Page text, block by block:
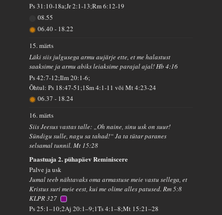
Ps 31:10-18a;Jr 2:1-13;Rm 6:12-19
08.55
06.40- 18.22
15. märts
Läki siis julgusega armu aujärje ette, et me halastust
saaksime ja armu abiks leiaksime parajal ajal! Hb 4:16
Ps 42:7-12;Ilm 20:1-6;
Õhtul: Ps 18:47-51;1Sm 4:1-11 või Mt 4:23-24
06.37- 18.24
16. märts
Siis Jeesus vastas talle: „Oh naine, sinu usk on suur!
Sündigu sulle, nagu sa tahad!“ Ja ta tütar paranes
selsamal tunnil. Mt 15:28
Paastuaja 2. pühapäev Reminiscere
Palve ja usk
Jumal teeb nähtavaks oma armastuse meie vastu sellega, et
Kristus suri meie eest, kui me olime alles patused. Rm 5:8
KLPR 327
Ps 25:1–10;2Aj 20:1–9;1Ts 4:1–8;Mt 15:21–28